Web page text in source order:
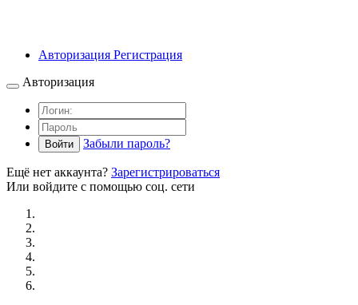
Авторизация Регистрация
Авторизация
Войти Забыли пароль?
Ещё нет аккаунта? Зарегистрироваться
Или войдите с помощью соц. сети